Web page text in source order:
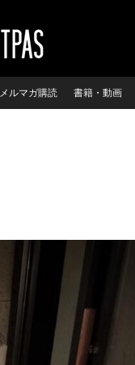
メルマガ購読 書籍・動画